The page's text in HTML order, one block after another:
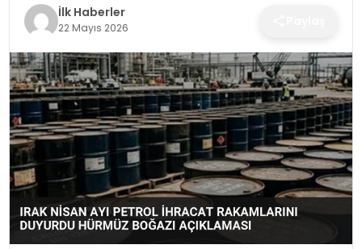
TEKNOLOJI
YAŞAM
İlk Haberler
22 Mayıs 2026